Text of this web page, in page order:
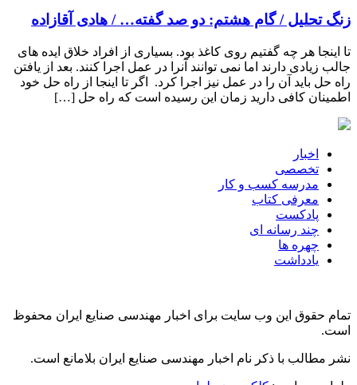
زنگ تحلیل / گام هشتم: دو صد گفته… / هادی آقازاده
تا اینجا هر چه گفتیم روی کاغذ بود. بسیاری از افراد خلاق ایده های
جالب زیادی دارند اما نمی توانند آنرا در عمل اجرا کنند. بعد از یافتن
راه حل باید آن را در عمل نیز اجرا کرد. اگر تا اینجا از راه حل خود
اطمینان کافی دارید زمان این رسیده است که راه حل […]
اخبار
تخصصی
مدرسه کسب و کار
معرفی کتاب
پادکست
چند رسانه ای
چهره ها
یادداشت
تمام حقوق این وب سایت برای اخبار مهندسی صنایع ایران محفوظ
است.
نشر مطالب با ذکر نام اخبار مهندسی صنایع ایران بلامانع است.